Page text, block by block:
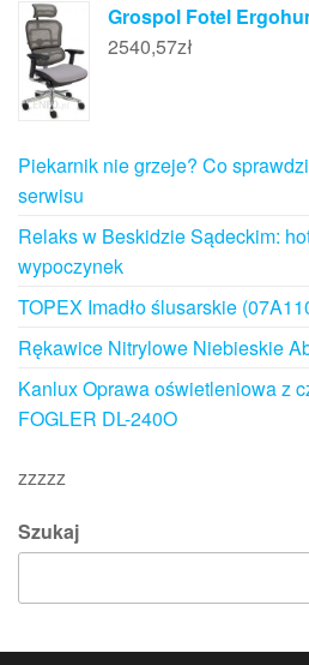
Grospol Fotel
2540,57zł
Piekarnik nie grzeje? Co
serwisu
Relaks w Beskidzie Sądeckim:
wypoczynek
TOPEX Imadło ślusarskie
Rękawice Nitrylowe Niebieskie
Kanlux Oprawa oświetleniowa z
FOGLER DL-240O
zzzzz
Szukaj